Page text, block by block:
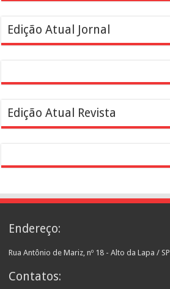
Edição Atual Jornal
Edição Atual Revista
Endereço:
Rua Antônio de Mariz, nº 18 - Alto da Lapa / SP
Contatos: